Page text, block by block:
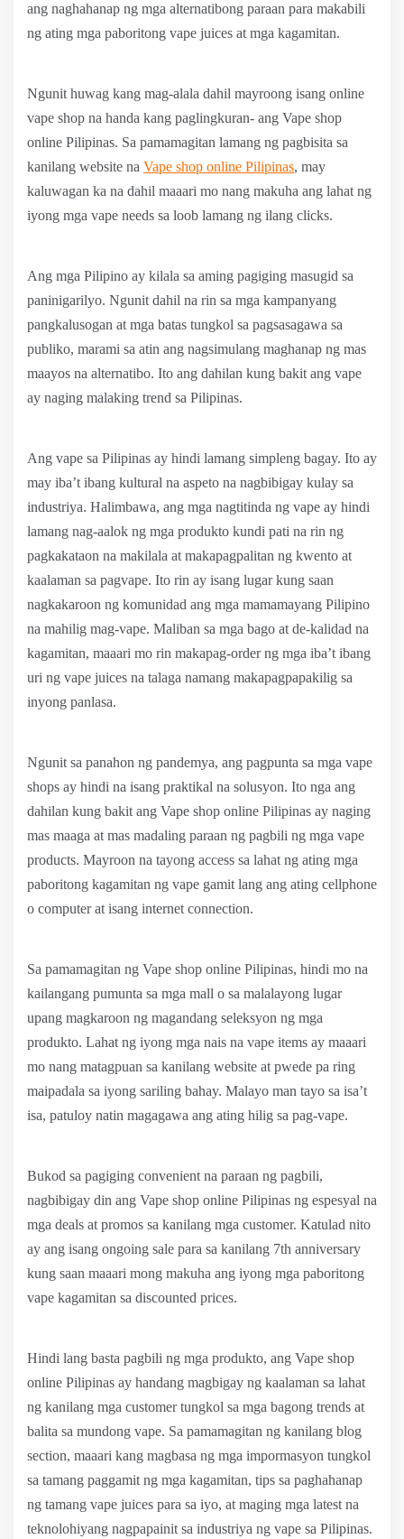
ang naghahanap ng mga alternatibong paraan para makabili
ng ating mga paboritong vape juices at mga kagamitan.
Ngunit huwag kang mag-alala dahil mayroong isang online
vape shop na handa kang paglingkuran- ang Vape shop
online Pilipinas. Sa pamamagitan lamang ng pagbisita sa
kanilang website na Vape shop online Pilipinas, may
kaluwagan ka na dahil maaari mo nang makuha ang lahat ng
iyong mga vape needs sa loob lamang ng ilang clicks.
Ang mga Pilipino ay kilala sa aming pagiging masugid sa
paninigarilyo. Ngunit dahil na rin sa mga kampanyang
pangkalusogan at mga batas tungkol sa pagsasagawa sa
publiko, marami sa atin ang nagsimulang maghanap ng mas
maayos na alternatibo. Ito ang dahilan kung bakit ang vape
ay naging malaking trend sa Pilipinas.
Ang vape sa Pilipinas ay hindi lamang simpleng bagay. Ito ay
may iba’t ibang kultural na aspeto na nagbibigay kulay sa
industriya. Halimbawa, ang mga nagtitinda ng vape ay hindi
lamang nag-aalok ng mga produkto kundi pati na rin ng
pagkakataon na makilala at makapagpalitan ng kwento at
kaalaman sa pagvape. Ito rin ay isang lugar kung saan
nagkakaroon ng komunidad ang mga mamamayang Pilipino
na mahilig mag-vape. Maliban sa mga bago at de-kalidad na
kagamitan, maaari mo rin makapag-order ng mga iba’t ibang
uri ng vape juices na talaga namang makapagpapakilig sa
inyong panlasa.
Ngunit sa panahon ng pandemya, ang pagpunta sa mga vape
shops ay hindi na isang praktikal na solusyon. Ito nga ang
dahilan kung bakit ang Vape shop online Pilipinas ay naging
mas maaga at mas madaling paraan ng pagbili ng mga vape
products. Mayroon na tayong access sa lahat ng ating mga
paboritong kagamitan ng vape gamit lang ang ating cellphone
o computer at isang internet connection.
Sa pamamagitan ng Vape shop online Pilipinas, hindi mo na
kailangang pumunta sa mga mall o sa malalayong lugar
upang magkaroon ng magandang seleksyon ng mga
produkto. Lahat ng iyong mga nais na vape items ay maaari
mo nang matagpuan sa kanilang website at pwede pa ring
maipadala sa iyong sariling bahay. Malayo man tayo sa isa’t
isa, patuloy natin magagawa ang ating hilig sa pag-vape.
Bukod sa pagiging convenient na paraan ng pagbili,
nagbibigay din ang Vape shop online Pilipinas ng espesyal na
mga deals at promos sa kanilang mga customer. Katulad nito
ay ang isang ongoing sale para sa kanilang 7th anniversary
kung saan maaari mong makuha ang iyong mga paboritong
vape kagamitan sa discounted prices.
Hindi lang basta pagbili ng mga produkto, ang Vape shop
online Pilipinas ay handang magbigay ng kaalaman sa lahat
ng kanilang mga customer tungkol sa mga bagong trends at
balita sa mundong vape. Sa pamamagitan ng kanilang blog
section, maaari kang magbasa ng mga impormasyon tungkol
sa tamang paggamit ng mga kagamitan, tips sa paghahanap
ng tamang vape juices para sa iyo, at maging mga latest na
teknolohiyang nagpapainit sa industriya ng vape sa Pilipinas.